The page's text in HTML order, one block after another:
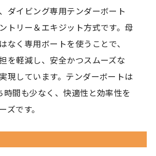
ダイビング専用テンダーボート
トリー＆エキジット方式です。母
なく専用ボートを使うことで、
を軽減し、安全かつスムーズな
現しています。テンダーボートは
時間も少なく、快適性と効率性を
ズです。